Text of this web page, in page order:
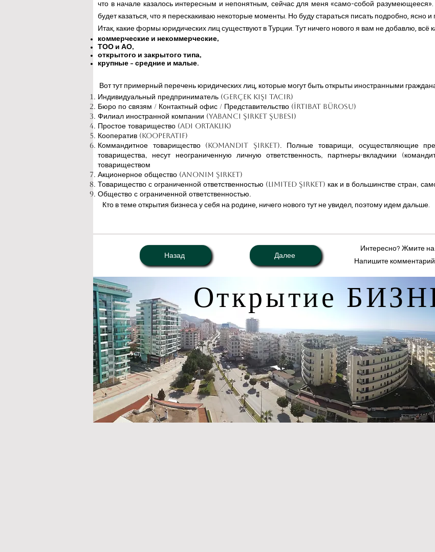
что в начале казалось интересным и непонятным, сейчас для меня «само-собой
будет казаться, что я перескакиваю некоторые моменты. Но буду стараться писать подробно, ясно
Итак, какие формы юридических лиц существуют в Турции. Тут ничего нового я вам не добавлю, всё
коммерческие и некоммерческие,
ТОО и АО,
открытого и закрытого типа,
крупные - средние и малые.
Вот тут примерный перечень юридических лиц, которые могут быть открыты иностранными
Индивидуальный предприниматель (Gerçek Kişi Tacir)
Бюро по связям / Контактный офис / Представительство (İrtibat Bürosu)
Филиал иностранной компании (Yabancı Şirket Şubesi)
Простое товарищество (Adi Ortaklık)
Кооператив (Kooperatif)
Коммандитное товарищество (Komandit Şirket). Полные товарищи, осуществляющие
товарищества, несут неограниченную личную ответственность, партнеры-вкладчики
товариществом
Акционерное общество (Anonim Şirket)
Товарищество с ограниченной ответственностью (Limited Şirket) как и в большинстве стран,
Общество с ограниченной ответственностью.
Кто в теме открытия бизнеса у себя на родине, ничего нового тут не увидел, поэтому идем дальше.
Назад Далее
Интересно? Жмите на
Напишите
Открытие